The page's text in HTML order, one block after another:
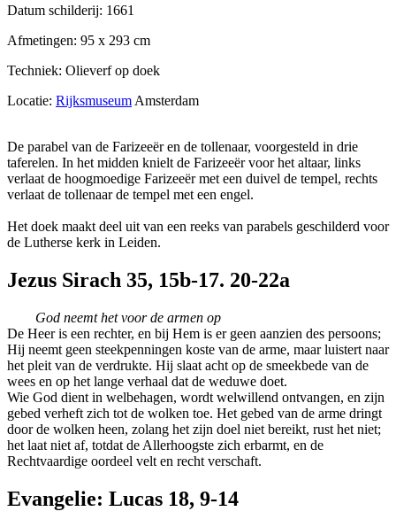
Datum schilderij: 1661
Afmetingen: 95 x 293 cm
Techniek: Olieverf op doek
Locatie: Rijksmuseum Amsterdam
De parabel van de Farizeeër en de tollenaar, voorgesteld in drie
taferelen. In het midden knielt de Farizeeër voor het altaar, links
verlaat de hoogmoedige Farizeeër met een duivel de tempel, rechts
verlaat de tollenaar de tempel met een engel.
Het doek maakt deel uit van een reeks van parabels geschilderd voor
de Lutherse kerk in Leiden.
Jezus Sirach 35, 15b-17. 20-22a
God neemt het voor de armen op
De Heer is een rechter, en bij Hem is er geen aanzien des persoons;
Hij neemt geen steekpenningen koste van de arme, maar luistert naar
het pleit van de verdrukte. Hij slaat acht op de smeekbede van de
wees en op het lange verhaal dat de weduwe doet.
Wie God dient in welbehagen, wordt welwillend ontvangen, en zijn
gebed verheft zich tot de wolken toe. Het gebed van de arme dringt
door de wolken heen, zolang het zijn doel niet bereikt, rust het niet;
het laat niet af, totdat de Allerhoogste zich erbarmt, en de
Rechtvaardige oordeel velt en recht verschaft.
Evangelie: Lucas 18, 9-14